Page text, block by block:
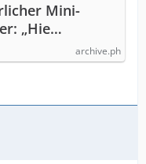
Mini-
„Hie…
archive.ph